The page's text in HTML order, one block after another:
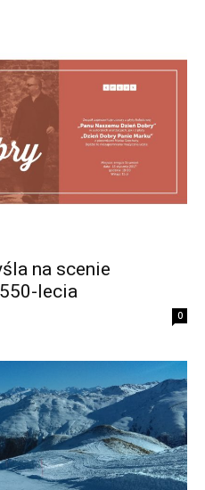
na scenie
lecia
0